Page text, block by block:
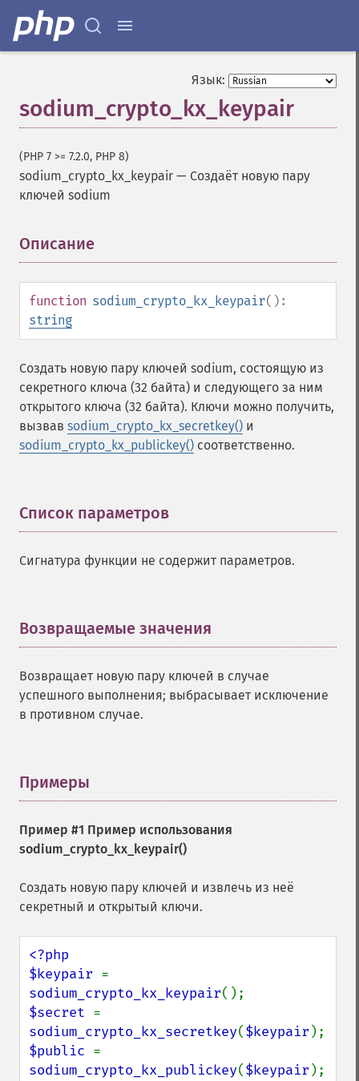
Язык:
sodium_crypto_kx_keypair
(PHP 7 >= 7.2.0, PHP 8)
sodium_crypto_kx_keypair — Создаёт новую пару
ключей sodium
Описание
function sodium_crypto_kx_keypair():
string
Создать новую пару ключей sodium, состоящую из
секретного ключа (32 байта) и следующего за ним
открытого ключа (32 байта). Ключи можно получить,
вызвав sodium_crypto_kx_secretkey() и
sodium_crypto_kx_publickey() соответственно.
Список параметров
Сигнатура функции не содержит параметров.
Возвращаемые значения
Возвращает новую пару ключей в случае
успешного выполнения; выбрасывает исключение
в противном случае.
Примеры
Пример #1 Пример использования
sodium_crypto_kx_keypair()
Создать новую пару ключей и извлечь из неё
секретный и открытый ключи.
<?php
$keypair
sodium_crypto_kx_keypair
$secret
sodium_crypto_kx_secretkey($keypair
$public
sodium_crypto_kx_publickey($keypair